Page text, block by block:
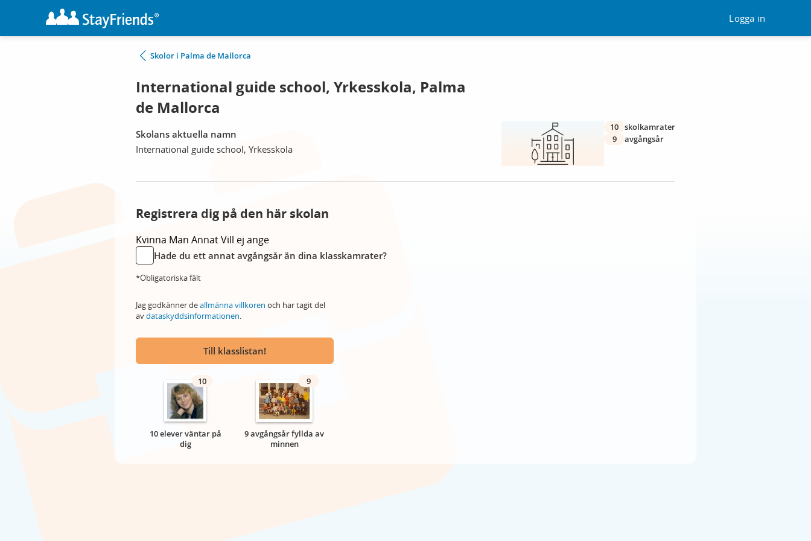
Logga in
Skolor i Palma de Mallorca
International guide school, Yrkesskola, Palma
de Mallorca
Skolans aktuella namn
International guide school, Yrkesskola
10 skolkamrater
9
avgångsår
Registrera dig på den här skolan
Kvinna Man AnnatVill ej ange
Hade du ett annat avgångsår än dina klasskamrater?
*Obligatoriska fält
Jag godkänner deallmänna villkoren och har tagit del
avdataskyddsinformationen.
Till klasslistan!
10
10 elever väntar på
dig
9
9 avgångsår fyllda av
minnen